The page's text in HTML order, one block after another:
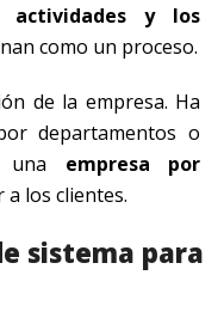
actividades y los
como un proceso.
de la empresa. Ha
departamentos o
una empresa por
los clientes.
sistema para